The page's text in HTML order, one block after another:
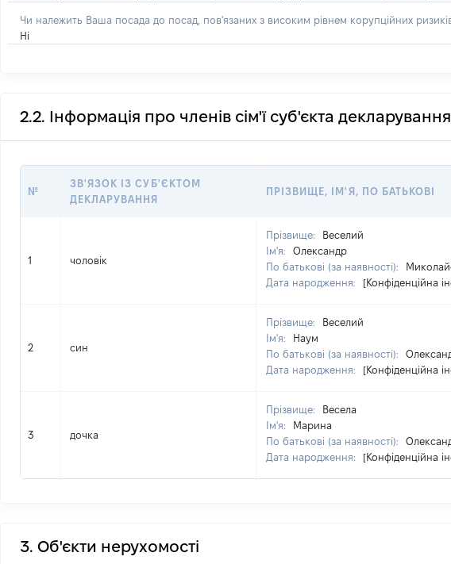
Чи належить Ваша посада до посад, пов'язаних з високим рівнем корупційних
Ні
2.2. Інформація про членів сім'ї суб'єкта декларування
№
ЗВ'ЯЗОК ІЗ СУБ'ЄКТОМ
ДЕКЛАРУВАННЯ
ПРІЗВИЩЕ, ІМ'Я, ПО БАТЬКОВІ
1 чоловік
Прізвище:
Веселий
Ім'я:
Олександр
По батькові (за наявності):
Дата народження:
[Конфіденційна
2 син
Прізвище:
Веселий
Ім'я:
Наум
По батькові (за наявності):
Дата народження:
[Конфіденційна
3 дочка
Прізвище:
Весела
Ім'я:
Марина
По батькові (за наявності):
Дата народження:
[Конфіденційна
3. Об'єкти нерухомості